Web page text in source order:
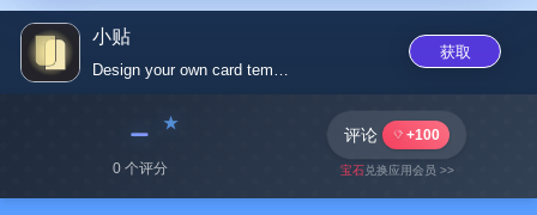
小贴
Design your own card templates...
获取
﹣
0 个评分
评论 +100
宝石兑换应用会员 >>